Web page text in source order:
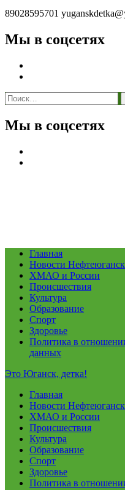
89028595701
Мы в соцсетях
Найти:
Мы в соцсетях
Главная
Новости
ХМАО и России
Происшествия
Культура
Образование
Спорт
Здоровье
Политика в
данных
Это Юганск, детка!
Главная
Новости
ХМАО и России
Происшествия
Культура
Образование
Спорт
Здоровье
Политика в